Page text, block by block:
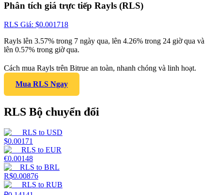
Phân tích giá trực tiếp Rayls (RLS)
RLS Giá: $0.001718
Rayls lên 3.57% trong 7 ngày qua, lên 4.26% trong 24 giờ qua và
lên 0.57% trong giờ qua.
Cách mua Rayls trên Bitrue an toàn, nhanh chóng và linh hoạt.
Mua RLS Ngay
RLS Bộ chuyển đổi
RLS to USD
$0.00171
RLS to EUR
€0.00148
RLS to BRL
R$0.00876
RLS to RUB